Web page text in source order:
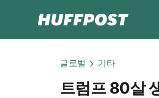
글로벌 기타
트럼프 80살